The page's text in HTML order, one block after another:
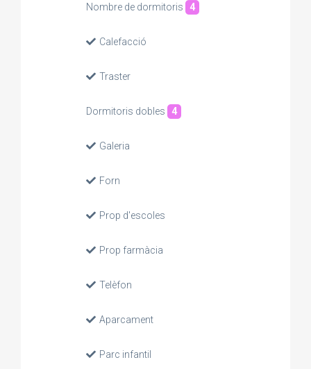
Nombre de dormitoris 4
Calefacció
Traster
Dormitoris dobles 4
Galeria
Forn
Prop d'escoles
Prop farmàcia
Telèfon
Aparcament
Parc infantil